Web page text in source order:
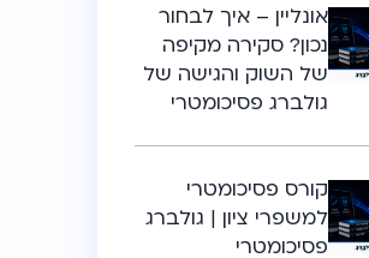
אונליין – איך לבחור
נכון? סקירה מקיפה
של השוק והגישה של
גולברג פסיכומטרי
קורס פסיכומטרי
למשפרי ציון | גולברג
פסיכומטרי